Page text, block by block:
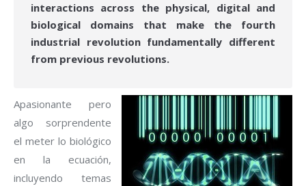
interactions across the physical, digital and
biological domains that make the fourth
industrial revolution fundamentally different
from previous revolutions.
Apasionante pero
algo sorprendente
el meter lo biológico
en la ecuación,
incluyendo temas